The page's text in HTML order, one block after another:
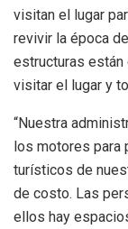
visitan el lugar
revivir la época
estructuras
visitar el lugar y
“Nuestra
los motores para
turísticos de
de costo. Las
ellos hay